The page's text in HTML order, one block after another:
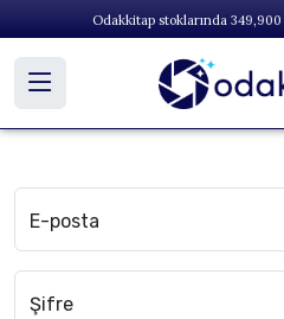
Odakkitap stoklarında 349,900
E-posta
Şifre